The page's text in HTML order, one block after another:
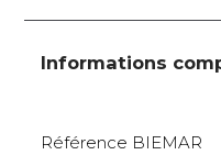
Informations
Référence BIEMAR